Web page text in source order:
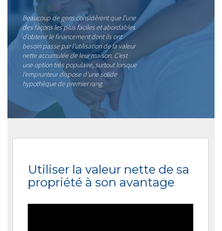
Beaucoup de gens considèrent que l’une
des façons les plus faciles et abordables
d’obtenir le financement dont ils ont
besoin passe par l’utilisation de la valeur
nette accumulée de leur maison. C’est
une option très populaire, surtout lorsque
l’emprunteur dispose d’une solide
hypothèque de premier rang.
Utiliser la valeur nette de sa
propriété à son avantage